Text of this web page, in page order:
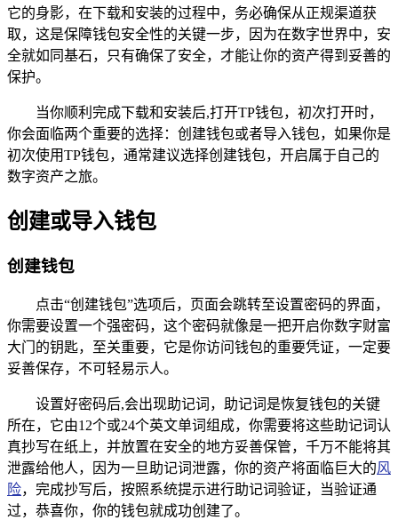
它的身影，在下载和安装的过程中，务必确保从正规渠道获
取，这是保障钱包安全性的关键一步，因为在数字世界中，安
全就如同基石，只有确保了安全，才能让你的资产得到妥善的
保护。
当你顺利完成下载和安装后,打开TP钱包，初次打开时，
你会面临两个重要的选择：创建钱包或者导入钱包，如果你是
初次使用TP钱包，通常建议选择创建钱包，开启属于自己的
数字资产之旅。
创建或导入钱包
创建钱包
点击“创建钱包”选项后，页面会跳转至设置密码的界面，
你需要设置一个强密码，这个密码就像是一把开启你数字财富
大门的钥匙，至关重要，它是你访问钱包的重要凭证，一定要
妥善保存，不可轻易示人。
设置好密码后,会出现助记词，助记词是恢复钱包的关键
所在，它由12个或24个英文单词组成，你需要将这些助记词认
真抄写在纸上，并放置在安全的地方妥善保管，千万不能将其
泄露给他人，因为一旦助记词泄露，你的资产将面临巨大的风
险，完成抄写后，按照系统提示进行助记词验证，当验证通
过，恭喜你，你的钱包就成功创建了。